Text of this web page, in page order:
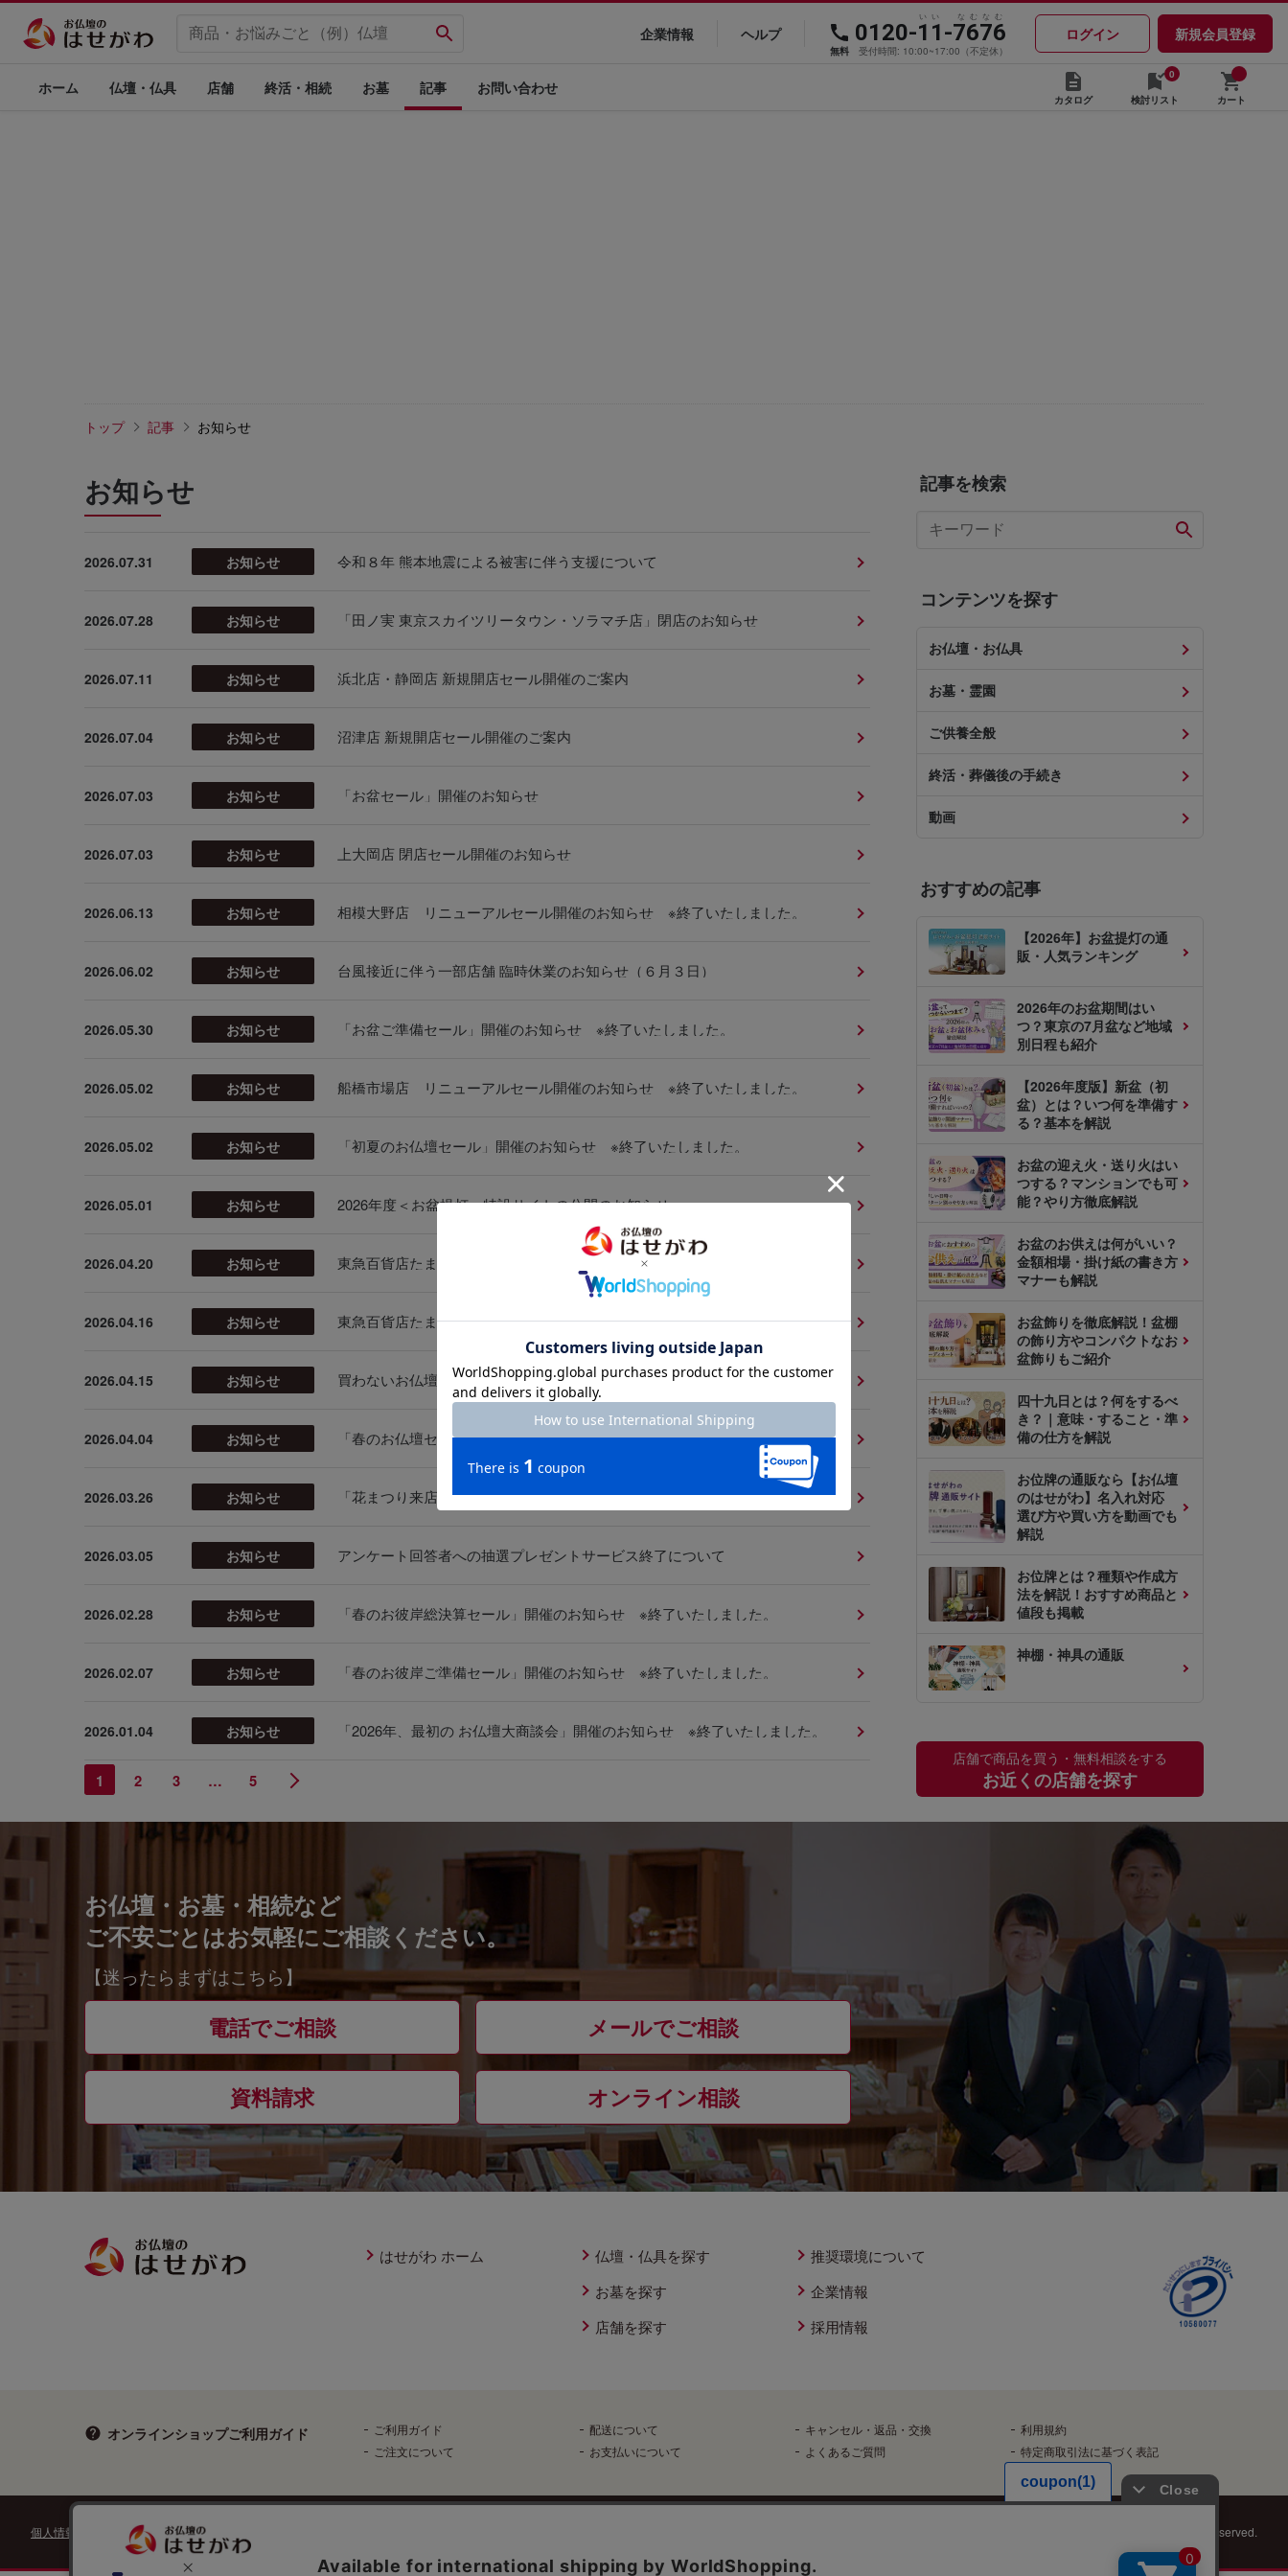
企業情報 ヘルプ
無料
いい なむなむ
0120-11-7676
受付時間: 10:00~17:00（不定休）
ログイン 新規会員登録
ホーム 仏壇・仏具 店舗 終活・相続 お墓 記事 お問い合わせ
カタログ
0
検討リスト
カート
トップ 記事 お知らせ
お知らせ
2026.07.31 お知らせ 令和８年 熊本地震による被害に伴う支援について
2026.07.28 お知らせ 「田ノ実 東京スカイツリータウン・ソラマチ店」閉店のお知らせ
2026.07.11 お知らせ 浜北店・静岡店 新規開店セール開催のご案内
2026.07.04 お知らせ 沼津店 新規開店セール開催のご案内
2026.07.03 お知らせ 「お盆セール」開催のお知らせ
2026.07.03 お知らせ 上大岡店 閉店セール開催のお知らせ
2026.06.13 お知らせ 相模大野店 リニューアルセール開催のお知らせ ※終了いたしました。
2026.06.02 お知らせ 台風接近に伴う一部店舗 臨時休業のお知らせ（６月３日）
2026.05.30 お知らせ 「お盆ご準備セール」開催のお知らせ ※終了いたしました。
2026.05.02 お知らせ 船橋市場店 リニューアルセール開催のお知らせ ※終了いたしました。
2026.05.02 お知らせ 「初夏のお仏壇セール」開催のお知らせ ※終了いたしました。
2026.05.01 お知らせ 2026年度＜お盆提灯＞特設サイトの公開のお知らせ
2026.04.20 お知らせ
2026.04.16 お知らせ 東急百貨店たまプラーザ店（神奈川県）オープンのお知らせ
2026.04.15 お知らせ 買わないお仏壇「tutumuプラン」東日本店舗にて順次展開のお知らせ
2026.04.04 お知らせ 「春のお仏壇セール」開催のお知らせ ※終了いたしました。
2026.03.26 お知らせ 「花まつり来店スタンプ２倍キャンペーン」開催のお知らせ ※終了いたしました。
2026.03.05 お知らせ アンケート回答者への抽選プレゼントサービス終了について
2026.02.28 お知らせ 「春のお彼岸総決算セール」開催のお知らせ ※終了いたしました。
2026.02.07 お知らせ 「春のお彼岸ご準備セール」開催のお知らせ ※終了いたしました。
2026.01.04 お知らせ 「2026年、最初の お仏壇大商談会」開催のお知らせ ※終了いたしました。
1 2 3 … 5
記事を検索
コンテンツを探す
お仏壇・お仏具
お墓・霊園
ご供養全般
終活・葬儀後の手続き
動画
おすすめの記事
【2026年】お盆提灯の通
販・人気ランキング
2026年のお盆期間はい
つ？東京の7月盆など地域
別日程も紹介
【2026年度版】新盆（初
盆）とは？いつ何を準備す
る？基本を解説
お盆の迎え火・送り火はい
つする？マンションでも可
能？やり方徹底解説
お盆のお供えは何がいい？
金額相場・掛け紙の書き方
マナーも解説
お盆飾りを徹底解説！盆棚
の飾り方やコンパクトなお
盆飾りもご紹介
四十九日とは？何をするべ
き？｜意味・すること・準
備の仕方を解説
お位牌の通販なら【お仏壇
のはせがわ】名入れ対応
選び方や買い方を動画でも
解説
お位牌とは？種類や作成方
法を解説！おすすめ商品と
値段も掲載
神棚・神具の通販
店舗で商品を買う・無料相談をする
お近くの店舗を探す
お仏壇・お墓・相続など
ご不安ごとはお気軽にご相談ください。
【迷ったらまずはこちら】
電話でご相談 メールでご相談
資料請求 オンライン相談
はせがわ ホーム
仏壇・仏具を探す
お墓を探す
店舗を探す
推奨環境について
企業情報
採用情報
オンラインショップご利用ガイド
ご利用ガイド
ご注文について
配送について
お支払いについて
キャンセル・返品・交換
よくあるご質問
利用規約
特定商取引法に基づく表記
個人情報保護方針 特定個人情報などの適正な取扱いに関する基本方針 Copyright©️ HASEGAWA Co.Ltd. All rights reserved.